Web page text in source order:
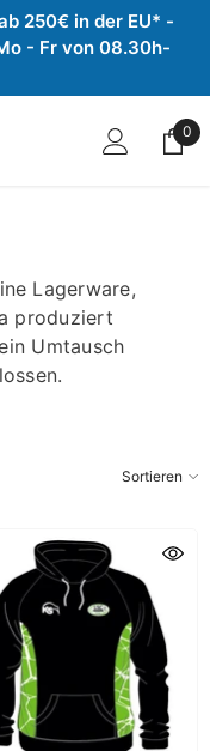
250€ in der EU* -
- Fr von 08.30h-
0
0
Lagerware,
produziert
Umtausch
Sortieren